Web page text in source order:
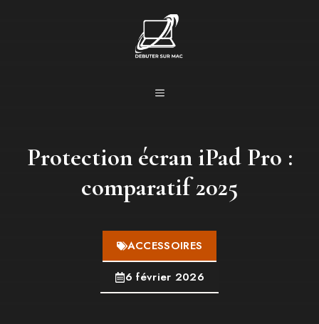
MENU
Protection écran iPad Pro :
comparatif 2025
ACCESSOIRES
6 février 2026